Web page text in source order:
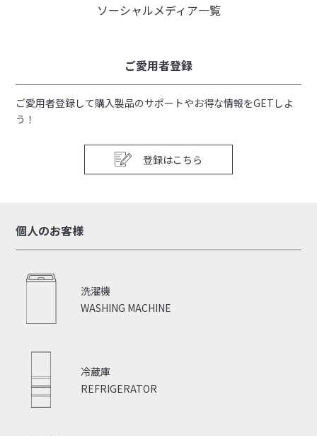
ソーシャルメディア一覧
ご愛用者登録
ご愛用者登録して購入製品のサポートやお得な情報をGETしよ
う！
登録はこちら
個人のお客様
WASHING MACHINE
洗濯機
REFRIGERATOR
冷蔵庫